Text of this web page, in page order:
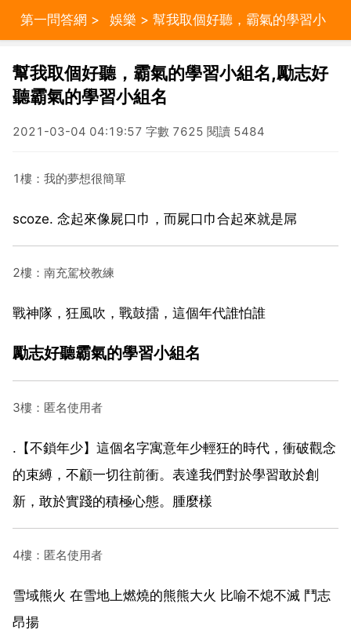
第一問答網 > 娛樂 > 幫我取個好聽，霸氣的學習小
幫我取個好聽，霸氣的學習小組名,勵志好
聽霸氣的學習小組名
2021-03-04 04:19:57 字數 7625 閱讀 5484
1樓：我的夢想很簡單
scoze. 念起來像屍口巾，而屍口巾合起來就是屌
2樓：南充駕校教練
戰神隊，狂風吹，戰鼓擂，這個年代誰怕誰
勵志好聽霸氣的學習小組名
3樓：匿名使用者
.【不鎖年少】這個名字寓意年少輕狂的時代，衝破觀念
的束縛，不顧一切往前衝。表達我們對於學習敢於創
新，敢於實踐的積極心態。腫麼樣
4樓：匿名使用者
雪域熊火 在雪地上燃燒的熊熊大火 比喻不熄不滅 鬥志
昂揚